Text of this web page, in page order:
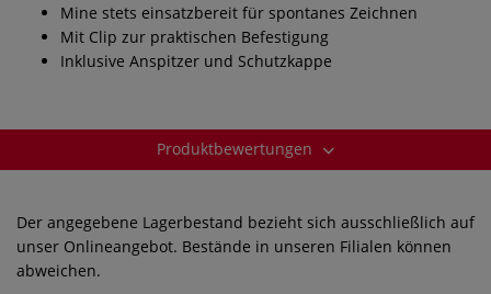
Mine stets einsatzbereit für spontanes Zeichnen
Mit Clip zur praktischen Befestigung
Inklusive Anspitzer und Schutzkappe
Produktbewertungen
Der angegebene Lagerbestand bezieht sich ausschließlich auf
unser Onlineangebot. Bestände in unseren Filialen können
abweichen.